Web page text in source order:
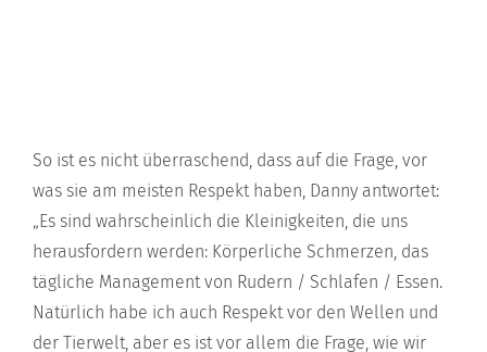
So ist es nicht überraschend, dass auf die Frage, vor
was sie am meisten Respekt haben, Danny antwortet:
„Es sind wahrscheinlich die Kleinigkeiten, die uns
herausfordern werden: Körperliche Schmerzen, das
tägliche Management von Rudern / Schlafen / Essen.
Natürlich habe ich auch Respekt vor den Wellen und
der Tierwelt, aber es ist vor allem die Frage, wie wir